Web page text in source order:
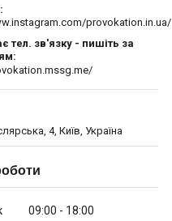
provokation.in.ua/
тел. зв'язку - пишіть за
4, Київ, Україна
09:00
18:00